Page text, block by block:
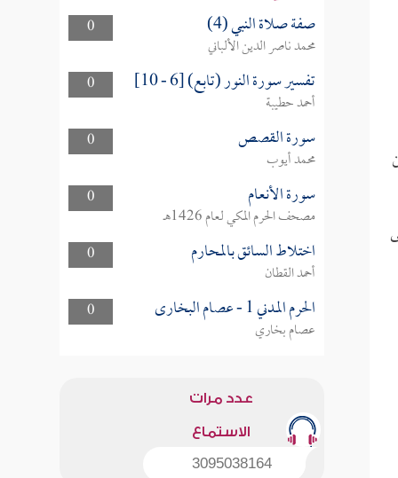
0 صفة صلاة النبي (4)
محمد ناصر الدين الألباني
0
تفسير سورة النور (تابع) [6 - 10]
أحمد حطيبة
0
سورة القصص
محمد أيوب
0
سورة الأنعام
مصحف الحرم المكي لعام 1426هـ
0
اختلاط السائق بالمحارم
أحمد القطان
0
الحرم المدني 1 - عصام البخارى
عصام بخاري
عدد مرات
الاستماع
3095038164